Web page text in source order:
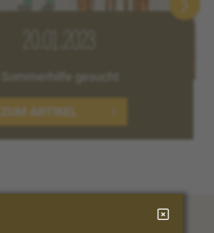
Sommerhilfe gesucht
ZUM ARTIKEL